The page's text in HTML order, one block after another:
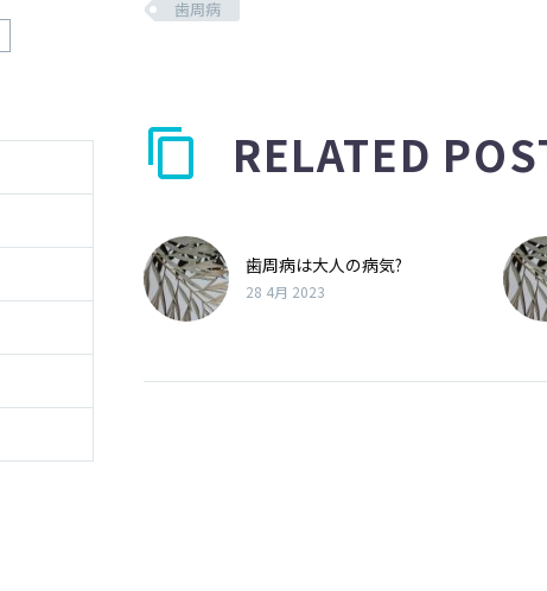
歯周病
RELATED
歯周病は大人の病気?
28 4月 2023